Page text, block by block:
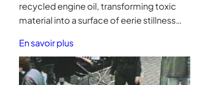
recycled engine oil, transforming toxic
material into a surface of eerie stillness…
En savoir plus